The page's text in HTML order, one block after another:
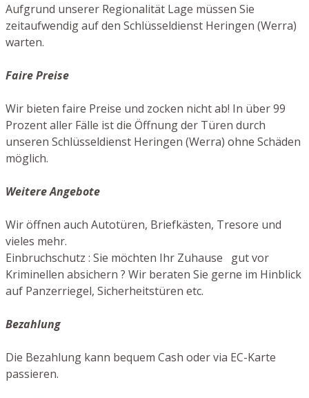
Aufgrund unserer Regionalität Lage müssen Sie
zeitaufwendig auf den Schlüsseldienst Heringen (Werra)
warten.
Faire Preise
Wir bieten faire Preise und zocken nicht ab! In über 99
Prozent aller Fälle ist die Öffnung der Türen durch
unseren Schlüsseldienst Heringen (Werra) ohne Schäden
möglich.
Weitere Angebote
Wir öffnen auch Autotüren, Briefkästen, Tresore und
vieles mehr.
Einbruchschutz : Sie möchten Ihr Zuhause gut vor
Kriminellen absichern ? Wir beraten Sie gerne im Hinblick
auf Panzerriegel, Sicherheitstüren etc.
Bezahlung
Die Bezahlung kann bequem Cash oder via EC-Karte
passieren.